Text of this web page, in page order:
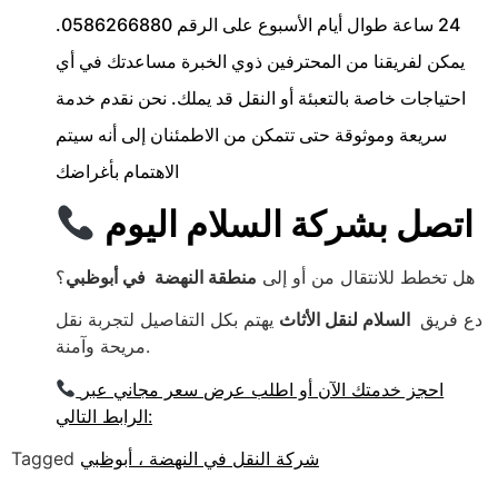
24 ساعة طوال أيام الأسبوع على الرقم 0586266880.
يمكن لفريقنا من المحترفين ذوي الخبرة مساعدتك في أي
احتياجات خاصة بالتعبئة أو النقل قد يملك. نحن نقدم خدمة
سريعة وموثوقة حتى تتمكن من الاطمئنان إلى أنه سيتم
الاهتمام بأغراضك
اتصل بشركة السلام اليوم
هل تخطط للانتقال من أو إلى منطقة النهضة في أبوظبي؟
دع فريق السلام لنقل الأثاث يهتم بكل التفاصيل لتجربة نقل
مريحة وآمنة.
الرابط التالي:
Tagged شركة النقل في النهضة ، أبوظبي